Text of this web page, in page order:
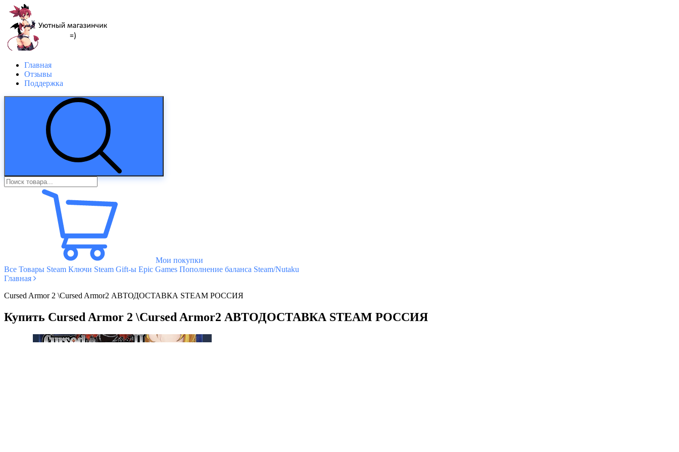
Главная
Отзывы
Поддержка
Мои покупки
Все Товары Steam Ключи Steam Gift-ы Epic Games Пополнение баланса Steam/Nutaku
Главная
Cursed Armor 2 \Cursed Armor2 АВТОДОСТАВКА STEAM РОССИЯ
Купить Cursed Armor 2 \Cursed Armor2 АВТОДОСТАВКА STEAM РОССИЯ